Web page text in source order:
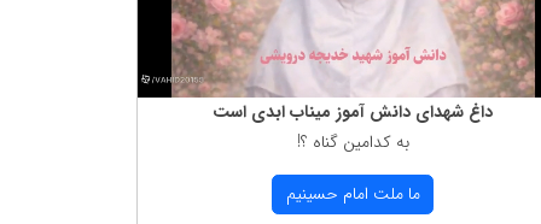
داغ شهدای دانش آموز میناب ابدی است
به كدامین گناه ؟!
ما ملت امام حسینیم